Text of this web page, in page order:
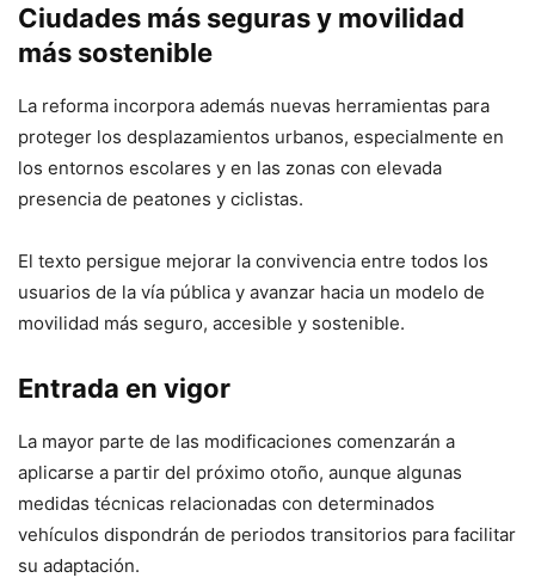
Ciudades más seguras y movilidad
más sostenible
La reforma incorpora además nuevas herramientas para
proteger los desplazamientos urbanos, especialmente en
los entornos escolares y en las zonas con elevada
presencia de peatones y ciclistas.
El texto persigue mejorar la convivencia entre todos los
usuarios de la vía pública y avanzar hacia un modelo de
movilidad más seguro, accesible y sostenible.
Entrada en vigor
La mayor parte de las modificaciones comenzarán a
aplicarse a partir del próximo otoño, aunque algunas
medidas técnicas relacionadas con determinados
vehículos dispondrán de periodos transitorios para facilitar
su adaptación.